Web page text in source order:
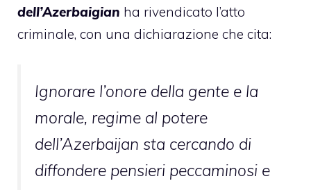
dell’Azerbaigian ha rivendicato l’atto
criminale, con una dichiarazione che cita:
Ignorare l’onore della gente e la
morale, regime al potere
dell’Azerbaijan sta cercando di
diffondere pensieri peccaminosi e